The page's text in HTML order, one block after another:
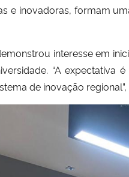
e inovadoras, formam
interesse em
“A
de inovação